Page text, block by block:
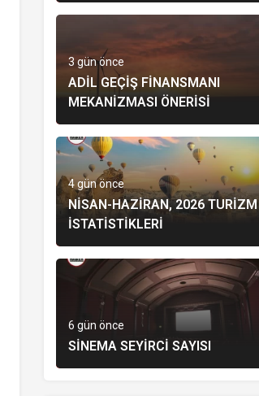
3 gün önce
ADIL GEÇIŞ FINANSMANI
MEKANIZMASI ÖNERISI
4 gün önce
NISAN-HAZIRAN, 2026 TURIZM
İSTATISTIKLERI
6 gün önce
SINEMA SEYIRCI SAYISI